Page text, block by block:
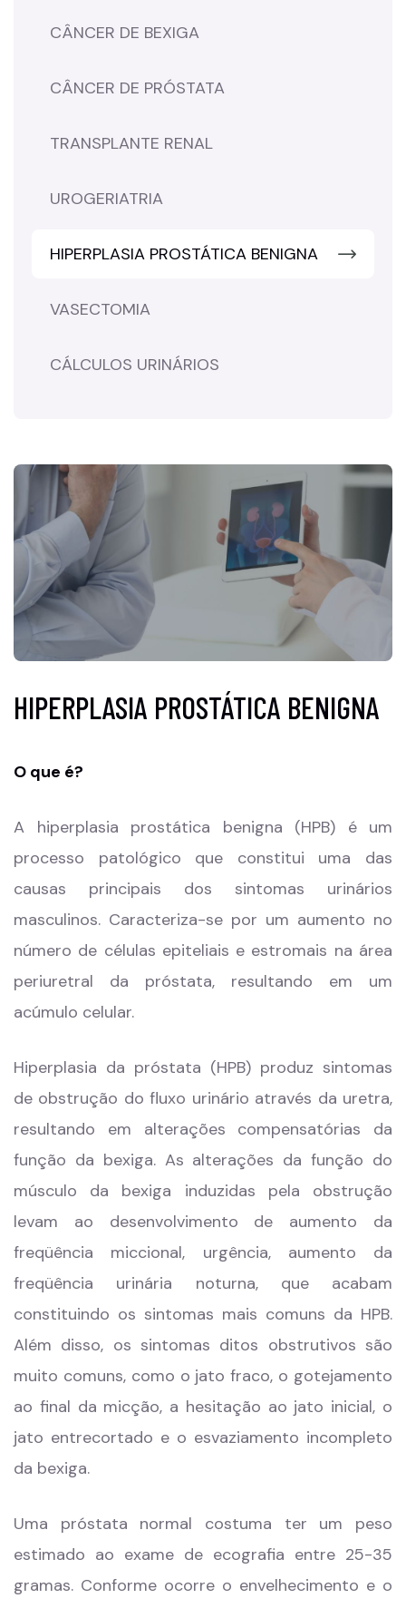
CÂNCER DE BEXIGA
CÂNCER DE PRÓSTATA
TRANSPLANTE RENAL
UROGERIATRIA
HIPERPLASIA PROSTÁTICA BENIGNA
VASECTOMIA
CÁLCULOS URINÁRIOS
HIPERPLASIA PROSTÁTICA BENIGNA
O que é?
A hiperplasia prostática benigna (HPB) é um
processo patológico que constitui uma das
causas principais dos sintomas urinários
masculinos. Caracteriza-se por um aumento no
número de células epiteliais e estromais na área
periuretral da próstata, resultando em um
acúmulo celular.
Hiperplasia da próstata (HPB) produz sintomas
de obstrução do fluxo urinário através da uretra,
resultando em alterações compensatórias da
função da bexiga. As alterações da função do
músculo da bexiga induzidas pela obstrução
levam ao desenvolvimento de aumento da
freqüência miccional, urgência, aumento da
freqüência urinária noturna, que acabam
constituindo os sintomas mais comuns da HPB.
Além disso, os sintomas ditos obstrutivos são
muito comuns, como o jato fraco, o gotejamento
ao final da micção, a hesitação ao jato inicial, o
jato entrecortado e o esvaziamento incompleto
da bexiga.
Uma próstata normal costuma ter um peso
estimado ao exame de ecografia entre 25-35
gramas. Conforme ocorre o envelhecimento e o